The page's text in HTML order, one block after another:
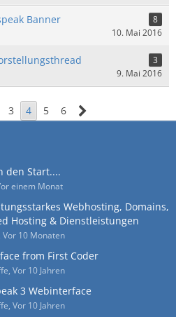
Banner
8
10. Mai 2016
3
9. Mai 2016
3 4 5 6
den Start....
einem Monat
Webhosting, Domains,
Hosting & Dienstleistungen
10 Monaten
from First Coder
Vor 10 Jahren
3 Webinterface
Vor 10 Jahren